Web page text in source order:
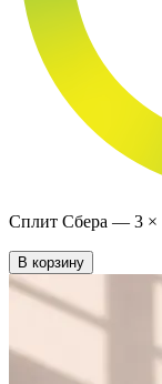
Сплит Сбера — 3 ×
В корзину